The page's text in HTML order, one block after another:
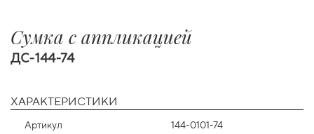
Сумка с аппликацией
ДС-144-74
ХАРАКТЕРИСТИКИ
Артикул
144-0101-74